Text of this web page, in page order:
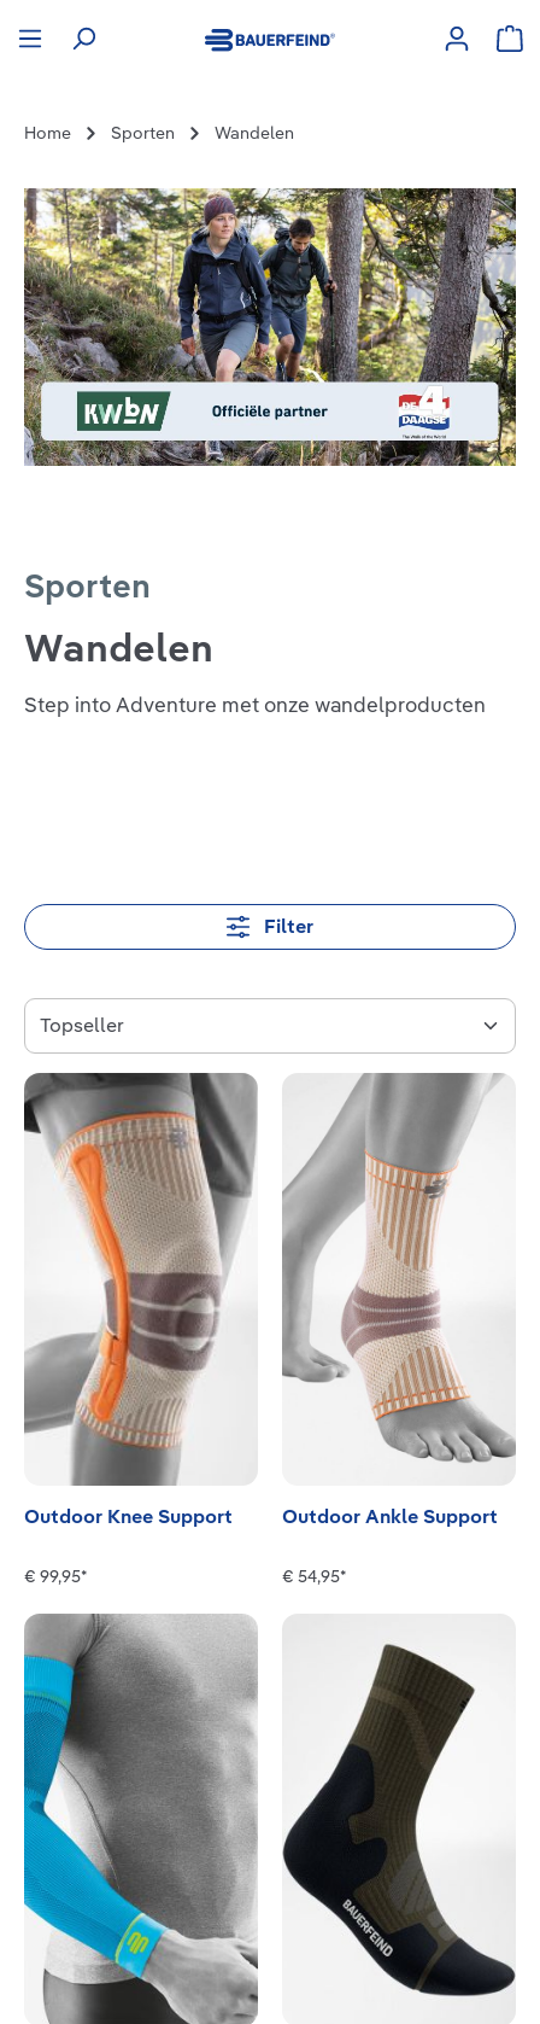
Home Sporten Wandelen
Sporten
Wandelen
Step into Adventure met onze wandelproducten
Filter
Outdoor Knee Support
€ 99,95*
Outdoor Ankle Support
€ 54,95*